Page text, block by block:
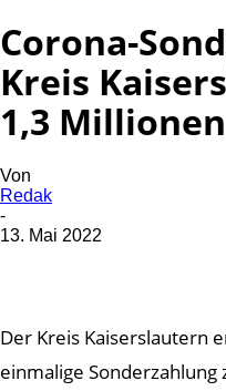
Corona-
Kreis
1,3
Von
Redak
-
13. Mai 2022
Der Kreis Kaiserslautern
einmalige